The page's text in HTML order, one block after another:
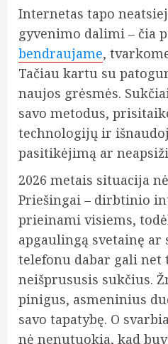
Internetas tapo
gyvenimo dalimi – čia
bendraujame,
Tačiau kartu su
naujos grėsmės.
savo metodus,
technologijų ir
pasitikėjimą ar
2026 metais situacija
Priešingai – dirbtinio
prieinami visiems,
apgaulingą svetainę ar
telefonu dabar gali net
neišprususis sukčius.
pinigus, asmeninius
savo tapatybę. O
nė nenutuokia, kad